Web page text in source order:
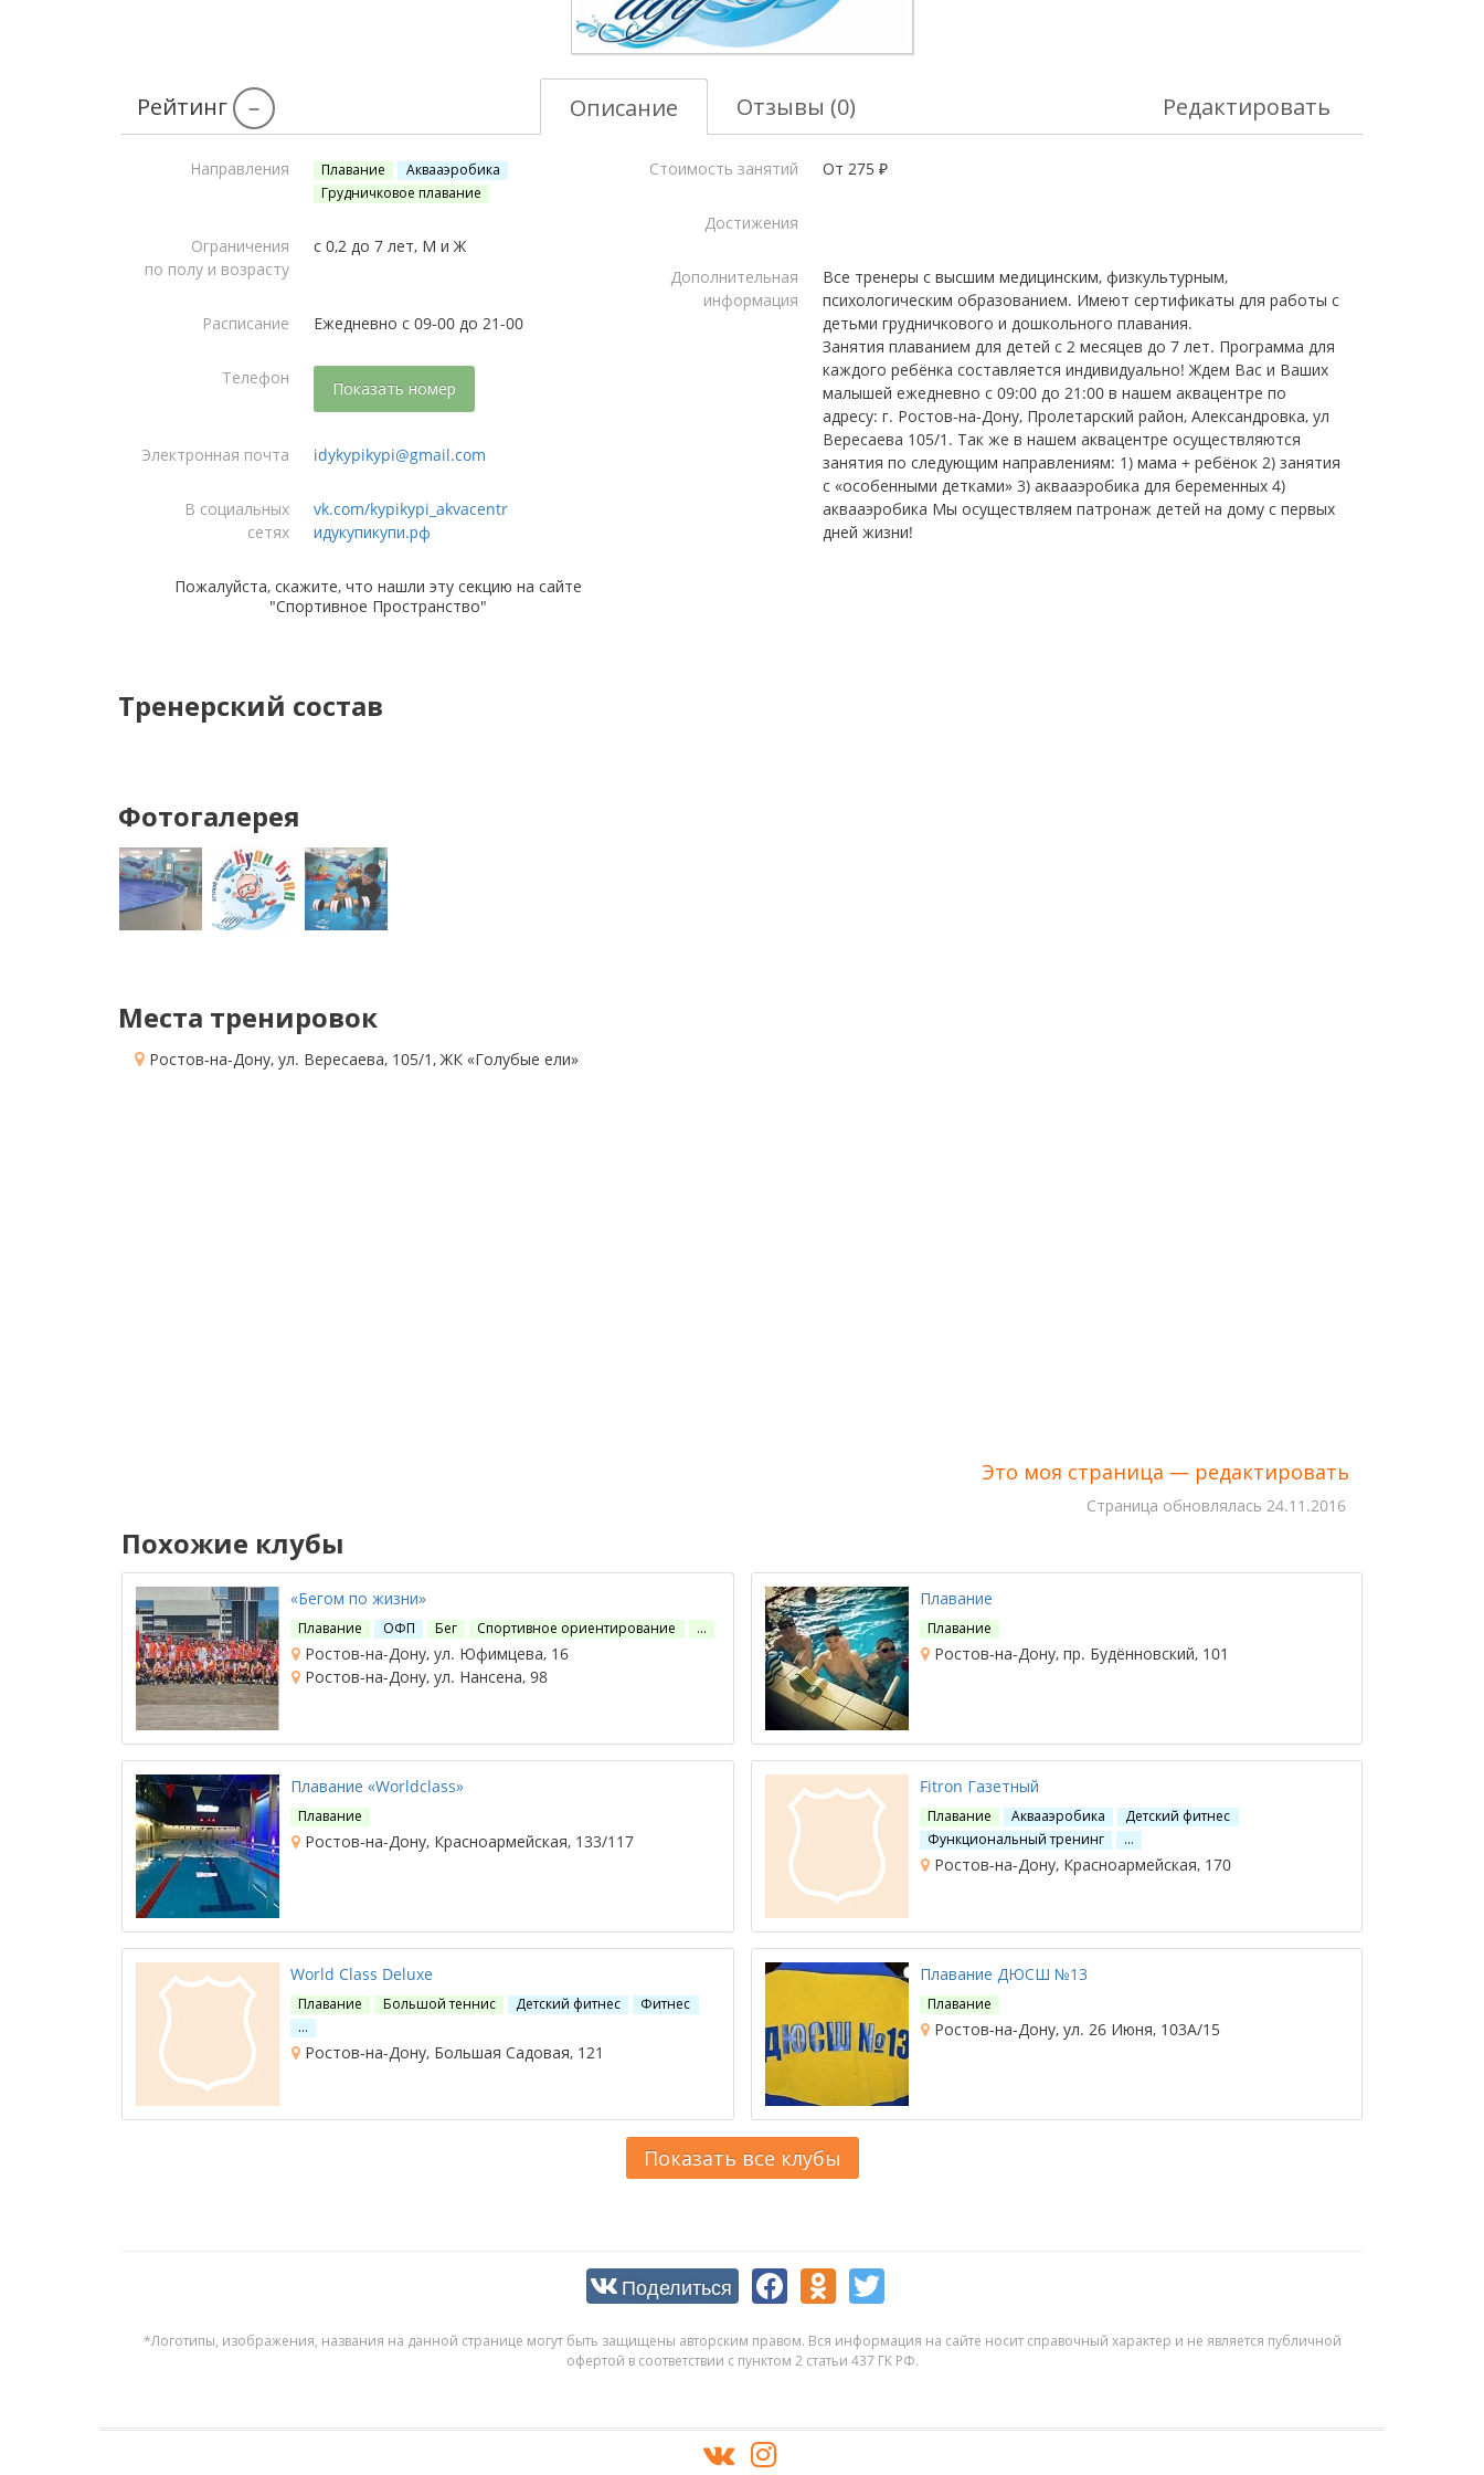
Рейтинг – Описание Отзывы (0) Редактировать
Направления Плавание
Аквааэробика
Грудничковое плавание
Ограничения
по полу и возрасту
с 0,2 до 7 лет, М и Ж
Расписание Ежедневно с 09-00 до 21-00
Телефон
Показать номер
Электронная почта idykypikypi@gmail.com
В социальных
сетях
vk.com/kypikypi_akvacentr
идукупикупи.рф
Пожалуйста, скажите, что нашли эту секцию на сайте
"Спортивное Пространство"
Стоимость занятий От 275 ₽
Достижения
Дополнительная
информация
Все тренеры с высшим медицинским, физкультурным,
психологическим образованием. Имеют сертификаты для работы с
детьми грудничкового и дошкольного плавания.
Занятия плаванием для детей с 2 месяцев до 7 лет. Программа для
каждого ребёнка составляется индивидуально! Ждем Вас и Ваших
малышей ежедневно с 09:00 до 21:00 в нашем аквацентре по
адресу: г. Ростов-на-Дону, Пролетарский район, Александровка, ул
Вересаева 105/1. Так же в нашем аквацентре осуществляются
занятия по следующим направлениям: 1) мама + ребёнок 2) занятия
с «особенными детками» 3) аквааэробика для беременных 4)
аквааэробика Мы осуществляем патронаж детей на дому с первых
дней жизни!
Тренерский состав
Фотогалерея
Места тренировок
Ростов-на-Дону, ул. Вересаева, 105/1, ЖК «Голубые ели»
Это моя страница — редактировать
Cтраница обновлялась 24.11.2016
Похожие клубы
«Бегом по жизни»
Плавание ОФП Бег Спортивное ориентирование …
Ростов-на-Дону, ул. Юфимцева, 16
Ростов-на-Дону, ул. Нансена, 98
Плавание
Плавание
Ростов-на-Дону, пр. Будённовский, 101
Плавание «Worldclass»
Плавание
Ростов-на-Дону, Красноармейская, 133/117
Fitron Газетный
Плавание Аквааэробика
Детский фитнес
Функциональный тренинг
…
Ростов-на-Дону, Красноармейская, 170
World Class Deluxe
Плавание Большой теннис Детский фитнес
Фитнес
…
Ростов-на-Дону, Большая Садовая, 121
Плавание ДЮСШ №13
Плавание
Ростов-на-Дону, ул. 26 Июня, 103А/15
Показать все клубы
Поделиться
*Логотипы, изображения, названия на данной странице могут быть защищены авторским правом. Вся информация на сайте носит справочный характер и не является публичной
офертой в соответствии с пунктом 2 статьи 437 ГК РФ.